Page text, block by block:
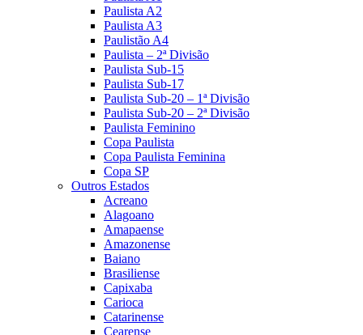
Paulista A2
Paulista A3
Paulistão A4
Paulista – 2ª Divisão
Paulista Sub-15
Paulista Sub-17
Paulista Sub-20 – 1ª Divisão
Paulista Sub-20 – 2ª Divisão
Paulista Feminino
Copa Paulista
Copa Paulista Feminina
Copa SP
Outros Estados
Acreano
Alagoano
Amapaense
Amazonense
Baiano
Brasiliense
Capixaba
Carioca
Catarinense
Cearense